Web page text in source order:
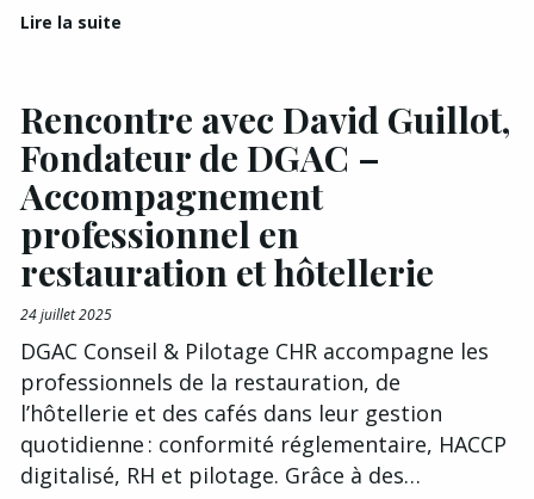
Lire la suite
Rencontre avec David Guillot,
Fondateur de DGAC –
Accompagnement
professionnel en
restauration et hôtellerie
24 juillet 2025
DGAC Conseil & Pilotage CHR accompagne les
professionnels de la restauration, de
l’hôtellerie et des cafés dans leur gestion
quotidienne : conformité réglementaire, HACCP
digitalisé, RH et pilotage. Grâce à des…